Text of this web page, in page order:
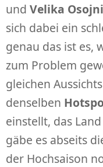
und Velika
sich dabei ein
genau das ist es,
zum Problem
gleichen
denselben
einstellt, das
gäbe es abseits
der Hochsaison